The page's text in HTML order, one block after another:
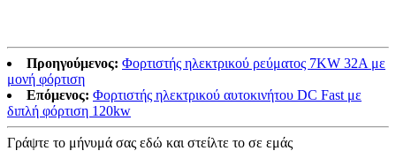
Προηγούμενος: Φορτιστής ηλεκτρικού ρεύματος 7KW 32A με
μονή φόρτιση
Επόμενος: Φορτιστής ηλεκτρικού αυτοκινήτου DC Fast με
διπλή φόρτιση 120kw
Γράψτε το μήνυμά σας εδώ και στείλτε το σε εμάς